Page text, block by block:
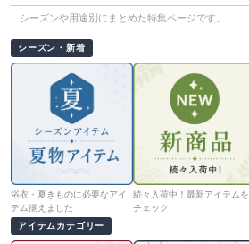
シーズンや用途別にまとめた特集ページです。
シーズン・新着
浴衣・夏きものに必要なアイ
テム揃えました
続々入荷中！最新アイテムを
チェック
アイテムカテゴリー